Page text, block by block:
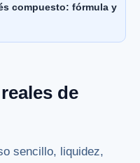
compuesto: fórmula y
de
sencillo, liquidez,